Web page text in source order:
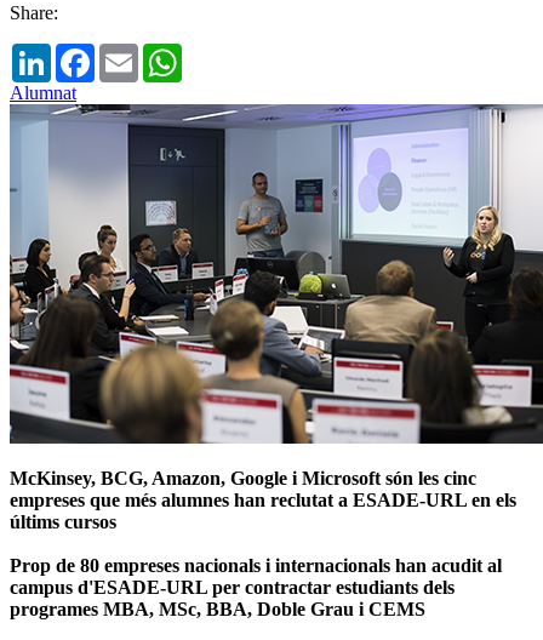
Share:
LinkedInFacebook
Email
Alumnat
McKinsey, BCG, Amazon, Google i Microsoft són les cinc
empreses que més alumnes han reclutat a ESADE-URL en els
últims cursos
Prop de 80 empreses nacionals i internacionals han acudit al
campus d'ESADE-URL per contractar estudiants dels
programes MBA, MSc, BBA, Doble Grau i CEMS